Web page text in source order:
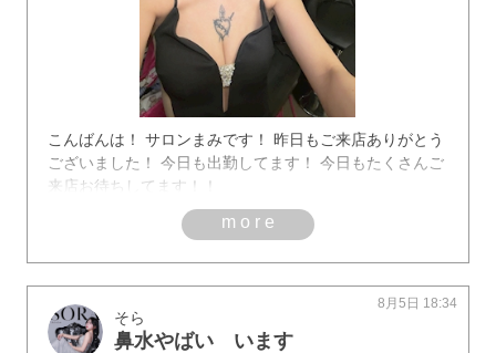
こんばんは！ サロンまみです！ 昨日もご来店ありがとう
ございました！ 今日も出勤してます！ 今日もたくさんご
来店お待ちしてます！！
more
そら
鼻水やばい います
8月5日 18:34